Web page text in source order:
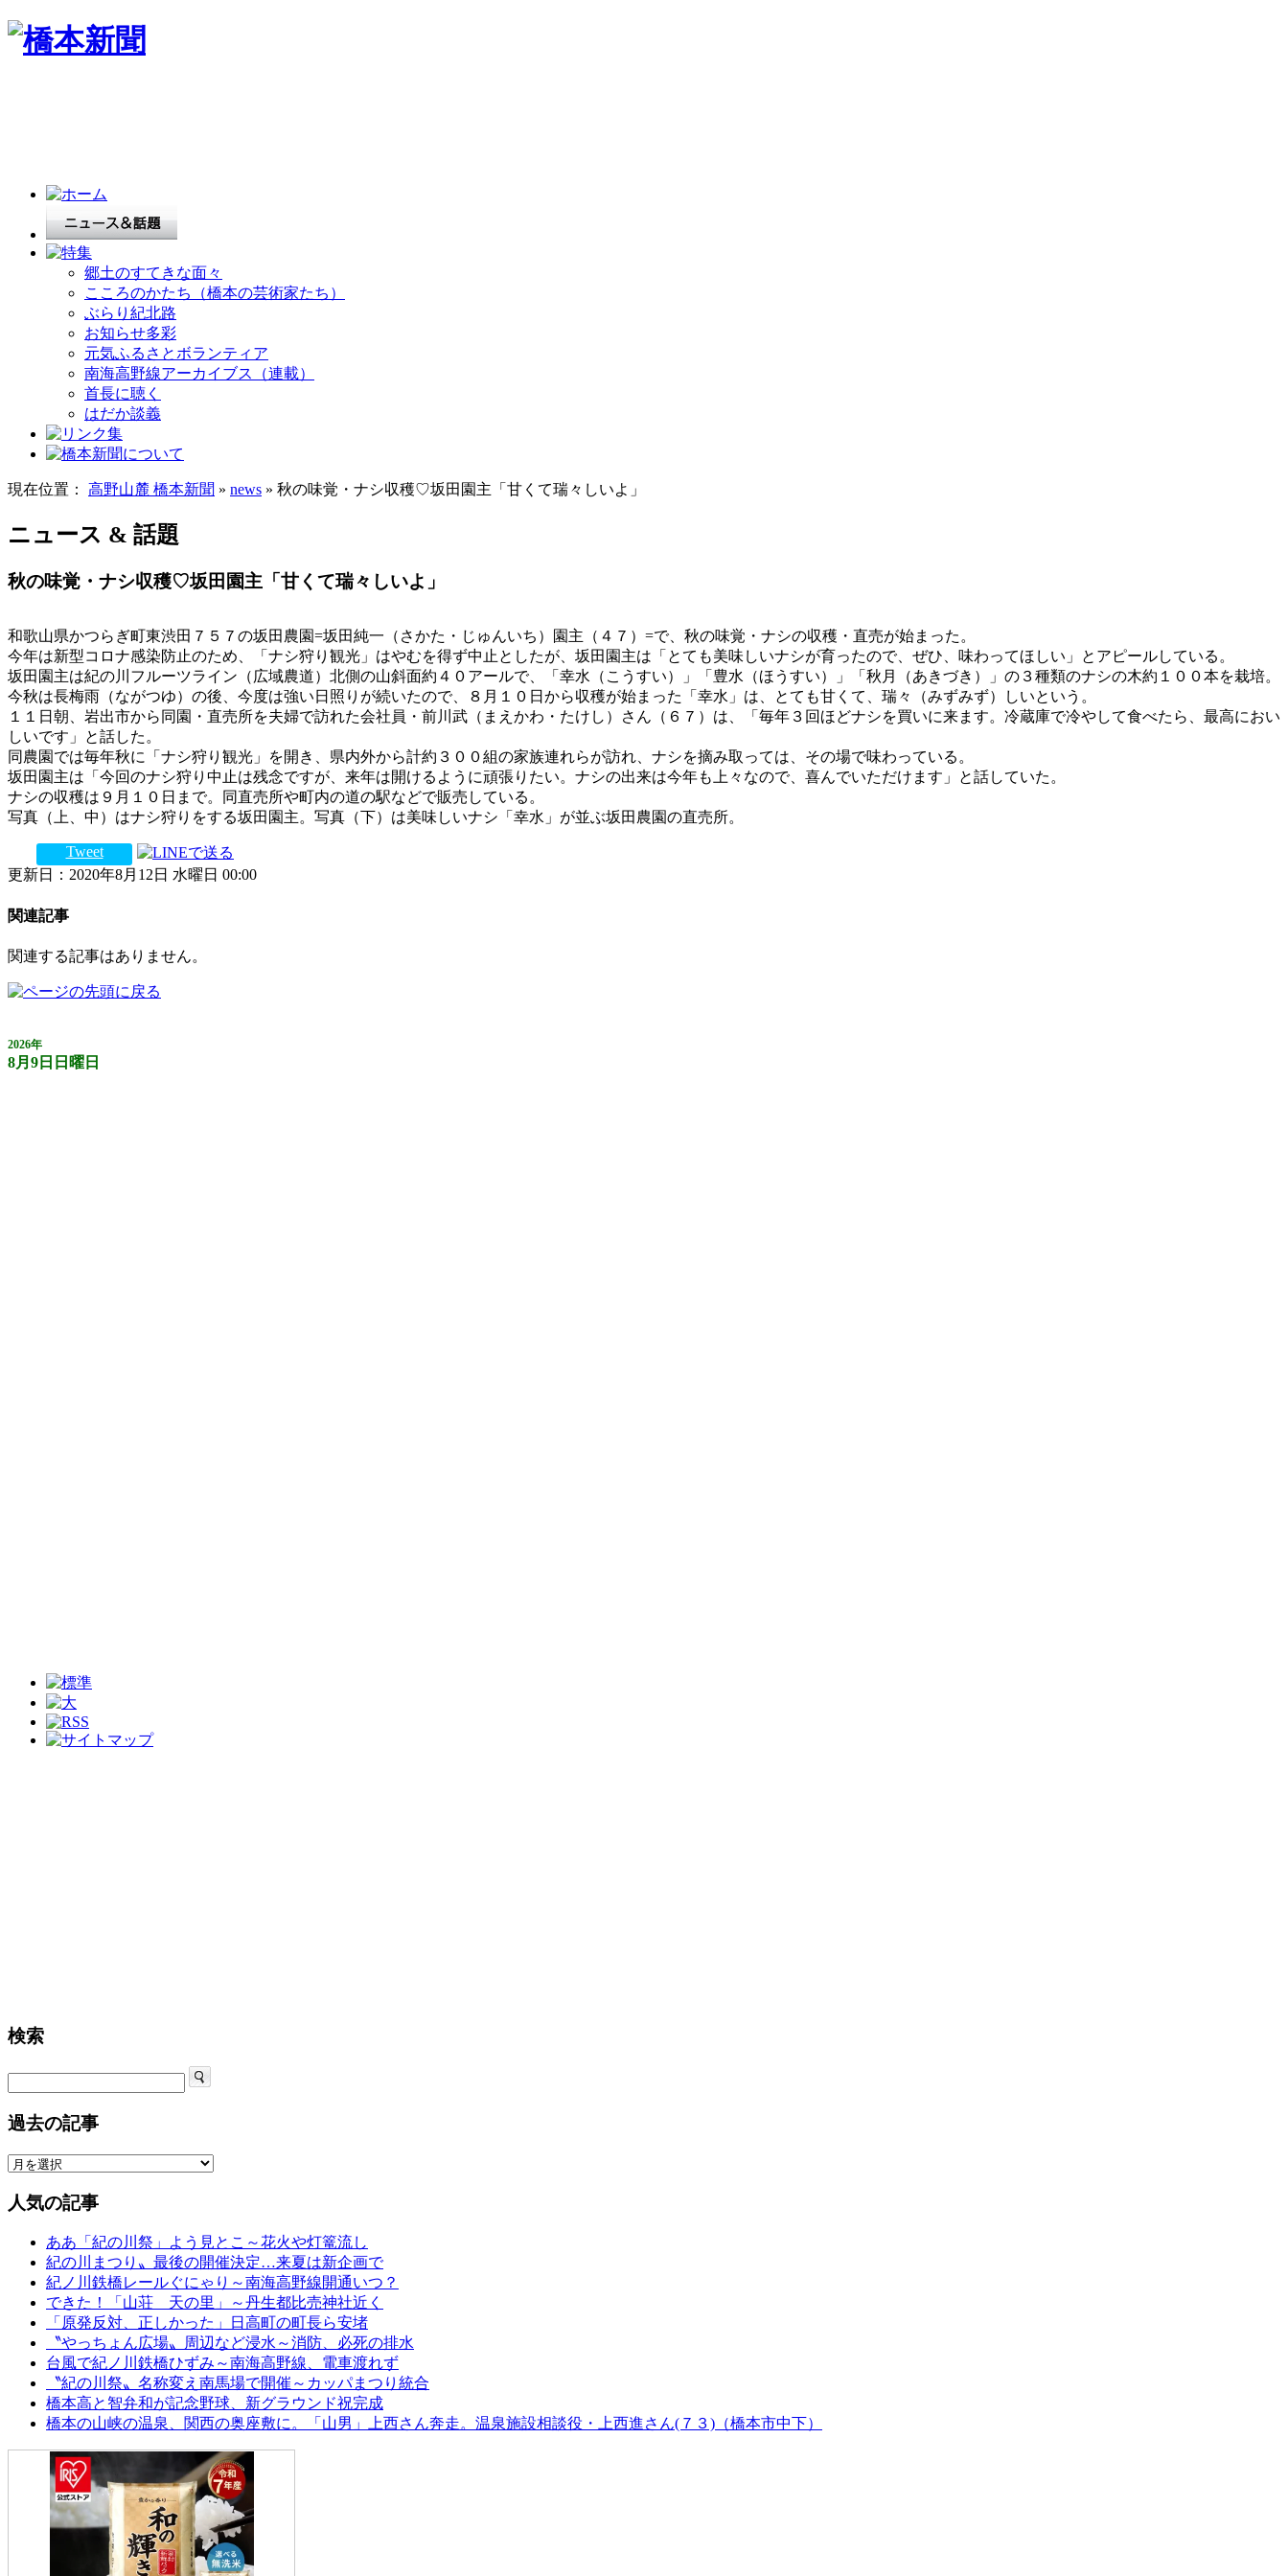
郷土のすてきな面々
こころのかたち（橋本の芸術家たち）
ぶらり紀北路
お知らせ多彩
元気ふるさとボランティア
南海高野線アーカイブス（連載）
首長に聴く
はだか談義
現在位置： 高野山麓 橋本新聞 » news » 秋の味覚・ナシ収穫♡坂田園主「甘くて瑞々しいよ」
ニュース & 話題
秋の味覚・ナシ収穫♡坂田園主「甘くて瑞々しいよ」
和歌山県かつらぎ町東渋田７５７の坂田農園=坂田純一（さかた・じゅんいち）園主（４７）=で、秋の味覚・ナシの収穫・直売が始まった。
今年は新型コロナ感染防止のため、「ナシ狩り観光」はやむを得ず中止としたが、坂田園主は「とても美味しいナシが育ったので、ぜひ、味わってほしい」とアピールしている。
坂田園主は紀の川フルーツライン（広域農道）北側の山斜面約４０アールで、「幸水（こうすい）」「豊水（ほうすい）」「秋月（あきづき）」の３種類のナシの木約１００本を栽培。
今秋は長梅雨（ながつゆ）の後、今度は強い日照りが続いたので、８月１０日から収穫が始まった「幸水」は、とても甘くて、瑞々（みずみず）しいという。
１１日朝、岩出市から同園・直売所を夫婦で訪れた会社員・前川武（まえかわ・たけし）さん（６７）は、「毎年３回ほどナシを買いに来ます。冷蔵庫で冷やして食べたら、最高におい
しいです」と話した。
同農園では毎年秋に「ナシ狩り観光」を開き、県内外から計約３００組の家族連れらが訪れ、ナシを摘み取っては、その場で味わっている。
坂田園主は「今回のナシ狩り中止は残念ですが、来年は開けるように頑張りたい。ナシの出来は今年も上々なので、喜んでいただけます」と話していた。
ナシの収穫は９月１０日まで。同直売所や町内の道の駅などで販売している。
写真（上、中）はナシ狩りをする坂田園主。写真（下）は美味しいナシ「幸水」が並ぶ坂田農園の直売所。
Tweet
更新日：2020年8月12日 水曜日 00:00
関連記事
関連する記事はありません。
2026年
8月9日日曜日
検索
過去の記事
人気の記事
ああ「紀の川祭」よう見とこ～花火や灯篭流し
紀の川まつり〟最後の開催決定…来夏は新企画で
紀ノ川鉄橋レールぐにゃり～南海高野線開通いつ？
できた！「山荘 天の里」～丹生都比売神社近く
「原発反対、正しかった」日高町の町長ら安堵
〝やっちょん広場〟周辺など浸水～消防、必死の排水
台風で紀ノ川鉄橋ひずみ～南海高野線、電車渡れず
〝紀の川祭〟名称変え南馬場で開催～カッパまつり統合
橋本高と智弁和が記念野球、新グラウンド祝完成
橋本の山峡の温泉、関西の奥座敷に。「山男」上西さん奔走。温泉施設相談役・上西進さん(７３)（橋本市中下）